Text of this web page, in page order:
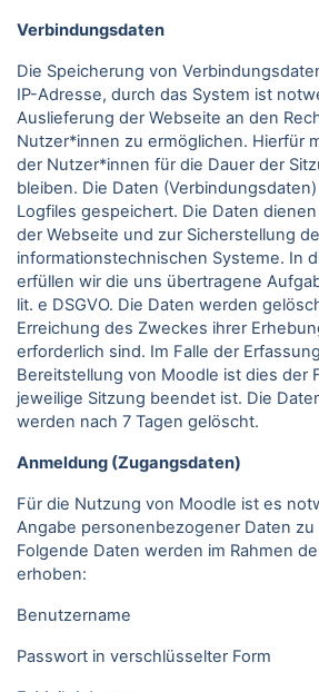
Verbindungsdaten
Die Speicherung von
IP-Adresse, durch das System ist
Auslieferung der Webseite an den
Nutzer*innen zu ermöglichen. Hierfür
der Nutzer*innen für die Dauer der
bleiben. Die Daten
Logfiles gespeichert. Die Daten
der Webseite und zur Sicherstellung
informationstechnischen Systeme. In
erfüllen wir die uns übertragene
lit. e DSGVO. Die Daten werden
Erreichung des Zweckes ihrer
erforderlich sind. Im Falle der
Bereitstellung von Moodle ist dies der
jeweilige Sitzung beendet ist. Die
werden nach 7 Tagen gelöscht.
Anmeldung (Zugangsdaten)
Für die Nutzung von Moodle ist es
Angabe personenbezogener Daten zu
Folgende Daten werden im Rahmen
erhoben:
Benutzername
Passwort in verschlüsselter Form